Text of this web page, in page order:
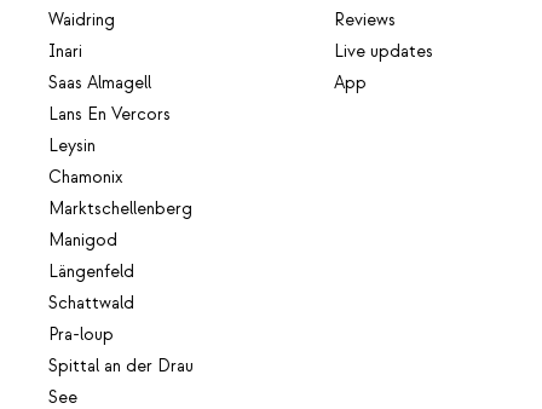
Waidring
Inari
Saas Almagell
Lans En Vercors
Leysin
Chamonix
Marktschellenberg
Manigod
Längenfeld
Schattwald
Pra-loup
Spittal an der Drau
See
Reviews
Live updates
App